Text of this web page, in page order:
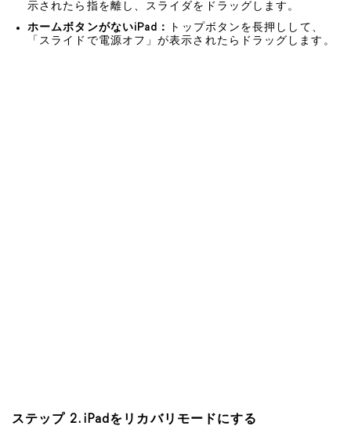
示されたら指を離し、スライダをドラッグします。
ホームボタンがないiPad：
トップボタンを長押しして、
「スライドで電源オフ」が表示されたらドラッグします。
ステップ 2. iPadをリカバリモードにする